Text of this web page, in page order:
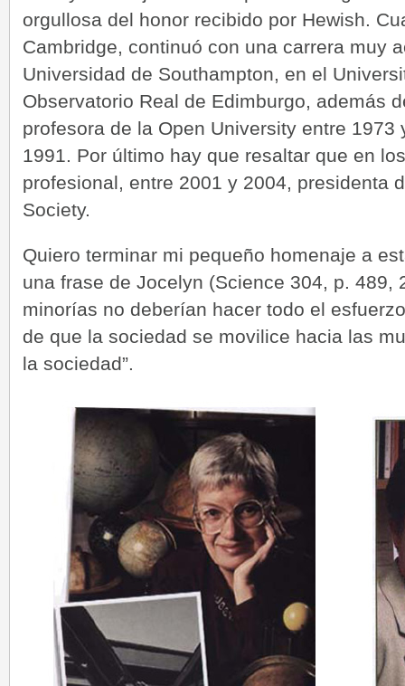
orgullosa del honor recibido por Hewish.
Cambridge, continuó con una carrera muy
Universidad de Southampton, en el
Observatorio Real de Edimburgo, además
profesora de la Open University entre
1991. Por último hay que resaltar que en
profesional, entre 2001 y 2004, presidenta
Society.
Quiero terminar mi pequeño homenaje a
una frase de Jocelyn (Science 304, p. 489,
minorías no deberían hacer todo el
de que la sociedad se movilice hacia las
la sociedad”.